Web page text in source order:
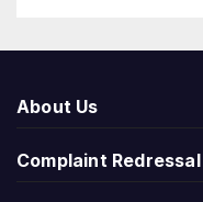
About Us
Complaint Redressal